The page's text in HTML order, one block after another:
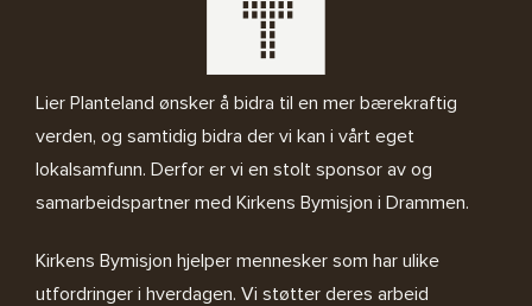
Lier Planteland ønsker å bidra til en mer bærekraftig
verden, og samtidig bidra der vi kan i vårt eget
lokalsamfunn. Derfor er vi en stolt sponsor av og
samarbeidspartner med Kirkens Bymisjon i Drammen.
Kirkens Bymisjon hjelper mennesker som har ulike
utfordringer i hverdagen. Vi støtter deres arbeid